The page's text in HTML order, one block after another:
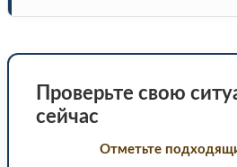
Проверьте свою
сейчас
Отметьте